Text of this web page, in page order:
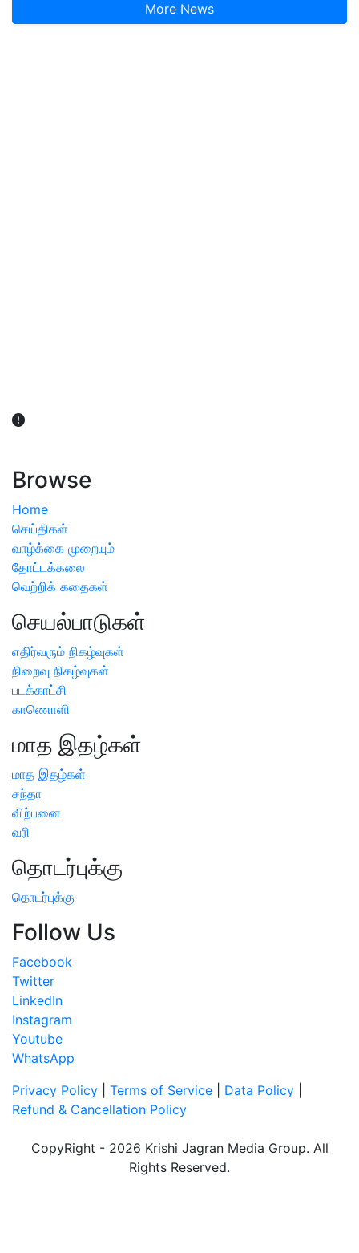
More News
Browse
Home
செய்திகள்
வாழ்க்கை முறையும்
தோட்டக்கலை
வெற்றிக் கதைகள்
செயல்பாடுகள்
எதிர்வரும் நிகழ்வுகள்
நிறைவு நிகழ்வுகள்
படக்காட்சி
காணொளி
மாத இதழ்கள்
மாத இதழ்கள்
சந்தா
விற்பனை
வரி
தொடர்புக்கு
தொடர்புக்கு
Follow Us
Facebook
Twitter
LinkedIn
Instagram
Youtube
WhatsApp
Privacy Policy
Terms of Service Data Policy
Refund & Cancellation Policy
CopyRight - 2026 Krishi Jagran Media Group. All
Rights Reserved.